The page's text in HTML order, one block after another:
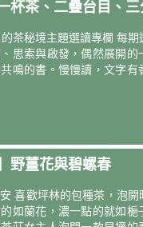
杯茶、二疊台目、
》
茶秘境主題選讀專欄 每期
思索與啟發，偶然展開的
鳴的書。慢慢讀，文字有
野薑花與碧螺春
喜歡坪林的包種茶，泡開
如蘭花，濃一點的就如梔